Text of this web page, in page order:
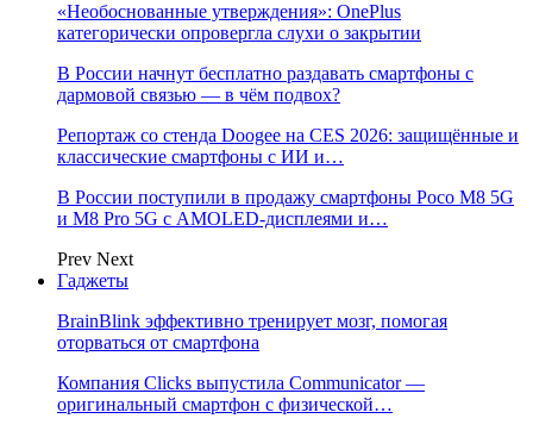
«Необоснованные утверждения»: OnePlus
категорически опровергла слухи о закрытии
В России начнут бесплатно раздавать смартфоны с
дармовой связью — в чём подвох?
Репортаж со стенда Doogee на CES 2026: защищённые и
классические смартфоны с ИИ и…
В России поступили в продажу смартфоны Poco M8 5G
и M8 Pro 5G с AMOLED-дисплеями и…
Prev Next
Гаджеты
BrainBlink эффективно тренирует мозг, помогая
оторваться от смартфона
Компания Clicks выпустила Communicator —
оригинальный смартфон с физической…